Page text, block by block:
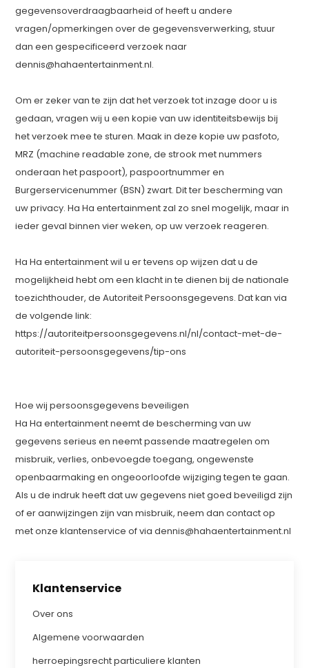
Klantenservice
Over ons
Algemene voorwaarden
herroepingsrecht particuliere klanten
gegevensoverdraagbaarheid of heeft u andere
vragen/opmerkingen over de gegevensverwerking, stuur
dan een gespecificeerd verzoek naar
dennis@hahaentertainment.nl.
Om er zeker van te zijn dat het verzoek tot inzage door u is
gedaan, vragen wij u een kopie van uw identiteitsbewijs bij
het verzoek mee te sturen. Maak in deze kopie uw pasfoto,
MRZ (machine readable zone, de strook met nummers
onderaan het paspoort), paspoortnummer en
Burgerservicenummer (BSN) zwart. Dit ter bescherming van
uw privacy. Ha Ha entertainment zal zo snel mogelijk, maar in
ieder geval binnen vier weken, op uw verzoek reageren.
Ha Ha entertainment wil u er tevens op wijzen dat u de
mogelijkheid hebt om een klacht in te dienen bij de nationale
toezichthouder, de Autoriteit Persoonsgegevens. Dat kan via
de volgende link:
https://autoriteitpersoonsgegevens.nl/nl/contact-met-de-
autoriteit-persoonsgegevens/tip-ons
Hoe wij persoonsgegevens beveiligen
Ha Ha entertainment neemt de bescherming van uw
gegevens serieus en neemt passende maatregelen om
misbruik, verlies, onbevoegde toegang, ongewenste
openbaarmaking en ongeoorloofde wijziging tegen te gaan.
Als u de indruk heeft dat uw gegevens niet goed beveiligd zijn
of er aanwijzingen zijn van misbruik, neem dan contact op
met onze klantenservice of viadennis@hahaentertainment.nl